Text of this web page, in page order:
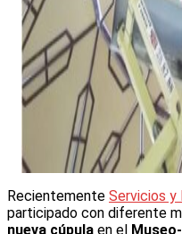
Recientemente Servicios y
participado con diferente
nueva cúpula en el